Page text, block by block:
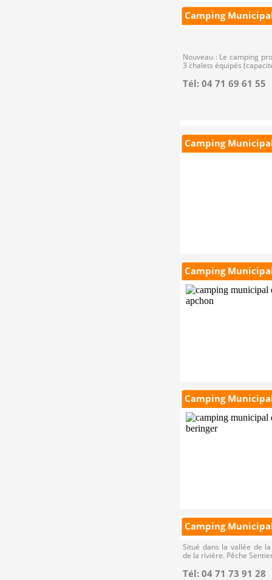
Nouveau : Le camping
3 chalets équipés
Tél: 04 71 69 61 55
Camping
Camping
Camping
Camping
Situé dans la vallée de
de la rivière. Pêche
Tél: 04 71 73 91 28
Camping